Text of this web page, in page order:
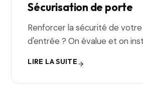
Sécurisation de porte
Renforcer la sécurité de
d'entrée ? On évalue et on
LIRE LA SUITE